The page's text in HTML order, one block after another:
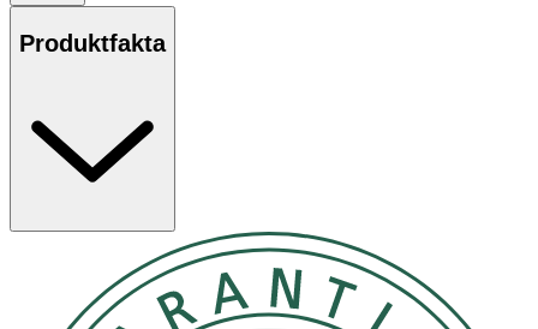
Användning & Dosering
- Rekommenderad dagsdos ska inte överskridas.
- Ska inte användas av gravida och ammande.
- Förvaras i rumstemperatur utom räckhåll för små barn.
Produktfakta